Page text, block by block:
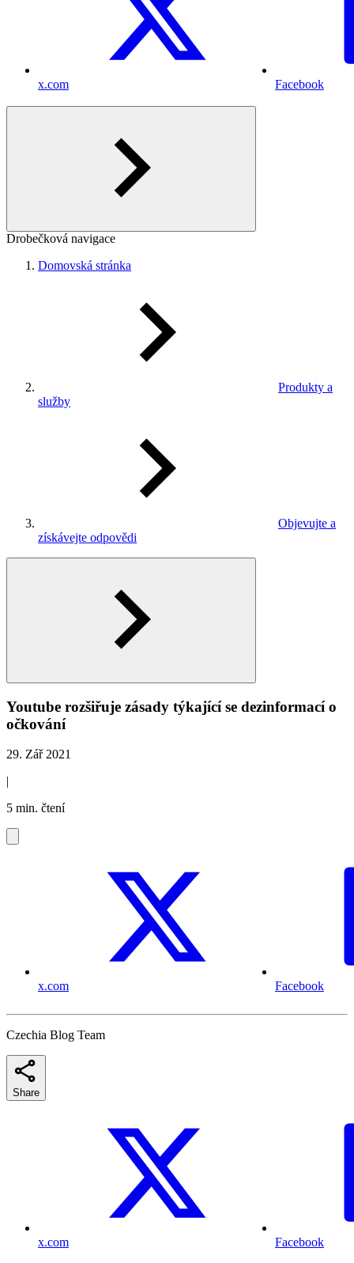
x.com Facebook
Drobečková navigace
Domovská stránka
Produkty a
služby
Objevujte a
získávejte odpovědi
Youtube rozšiřuje zásady týkající se dezinformací o
očkování
29. Zář 2021
|
5 min. čtení
x.com Facebook
Czechia Blog Team
Share
x.com Facebook